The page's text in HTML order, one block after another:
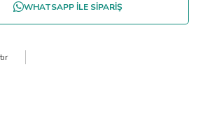
WHATSAPP İLE SİPARİŞ